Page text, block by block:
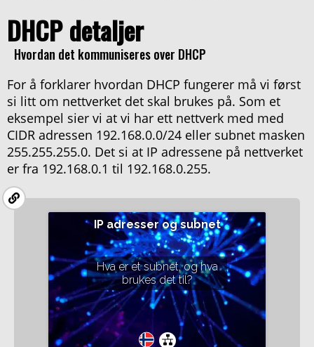
DHCP detaljer
Hvordan det kommuniseres over DHCP
For å forklarer hvordan DHCP fungerer må vi først
si litt om nettverket det skal brukes på. Som et
eksempel sier vi at vi har ett nettverk med med
CIDR adressen 192.168.0.0/24 eller subnet masken
255.255.255.0. Det si at IP adressene på nettverket
er fra 192.168.0.1 til 192.168.0.255.
IP adresser og subnet
Hva er et subnet, og hva
brukes det til?